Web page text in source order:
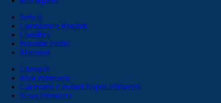
Serie A
Calendario e Risultati
Classifica
Prossime Partite
Marcatori
Giovanili
Rosa Primavera
Calendario e risultati Napoli Primavera
News Primavera